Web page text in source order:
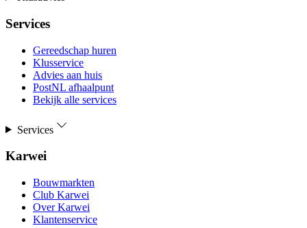
Services
Gereedschap huren
Klusservice
Advies aan huis
PostNL afhaalpunt
Bekijk alle services
Services
Karwei
Bouwmarkten
Club Karwei
Over Karwei
Klantenservice